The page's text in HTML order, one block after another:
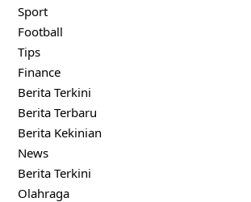
Sport
Football
Tips
Finance
Berita Terkini
Berita Terbaru
Berita Kekinian
News
Berita Terkini
Olahraga